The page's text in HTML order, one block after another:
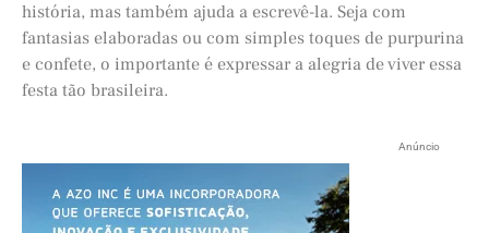
história, mas também ajuda a escrevê-la. Seja com
fantasias elaboradas ou com simples toques de purpurina
e confete, o importante é expressar a alegria de viver essa
festa tão brasileira.
Anúncio